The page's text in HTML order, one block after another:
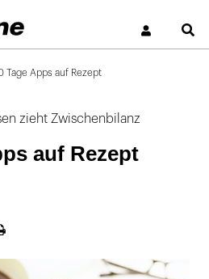
Tage Apps auf Rezept
zieht Zwischenbilanz
auf Rezept